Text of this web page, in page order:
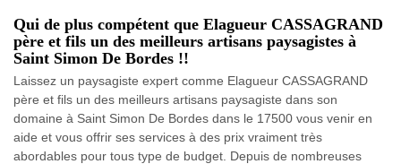
Qui de plus compétent que Elagueur CASSAGRAND
père et fils un des meilleurs artisans paysagistes à
Saint Simon De Bordes !!
Laissez un paysagiste expert comme Elagueur CASSAGRAND
père et fils un des meilleurs artisans paysagiste dans son
domaine à Saint Simon De Bordes dans le 17500 vous venir en
aide et vous offrir ses services à des prix vraiment très
abordables pour tous type de budget. Depuis de nombreuses